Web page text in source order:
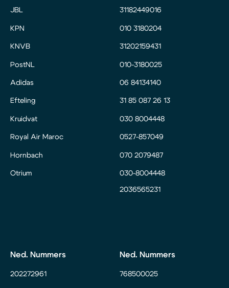
JBL
KPN
KNVB
PostNL
Adidas
Efteling
Kruidvat
Royal Air Maroc
Hornbach
Otrium
31182449016
010 3180204
31202159431
010-3180025
06 84134140
31 85 087 26 13
030 8004448
0527-857049
070 2079487
030-8004448
2036565231
Ned. Nummers
202272961
Ned. Nummers
768500025